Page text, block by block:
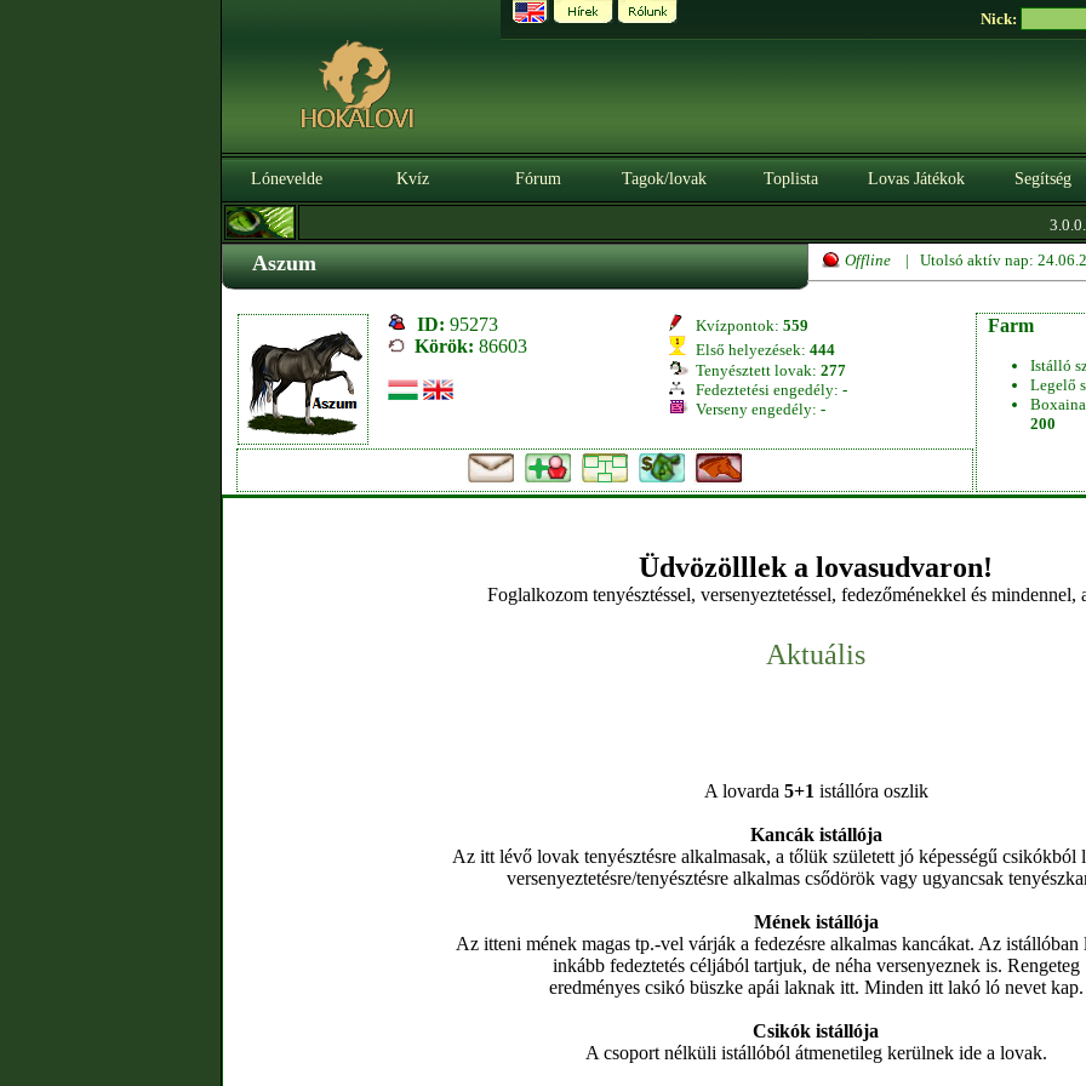
Nick:
Lónevelde Kvíz Fórum Tagok/lovak Toplista Lovas Játékok Segítség
3.0.0.
Aszum Offline | Utolsó aktív nap:
ID: 95273
Körök: 86603
Kvízpontok: 559
Első helyezések: 444
Tenyésztett lovak: 277
Fedeztetési engedély: -
Verseny engedély: -
Farm
Istálló
Legelő
200